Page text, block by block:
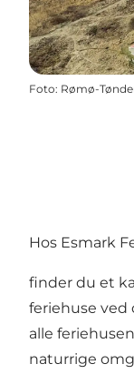
Foto: Rømø-
Hos Esmark
finder du et
feriehuse ved
alle
naturrige